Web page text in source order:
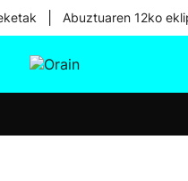
Abuztuaren 12ko